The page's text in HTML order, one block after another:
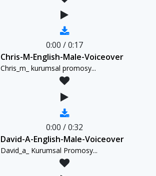
0:00 /0:17
Chris-M-English-Male-Voiceover
Chris_m_ kurumsal promosy...
0:00 /0:32
David-A-English-Male-Voiceover
David_a_ Kurumsal Promosy...